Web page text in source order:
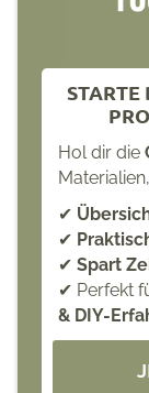
STARTE
Hol dir die
✔
✔
✔ Spart
✔ Perfekt
& DIY-